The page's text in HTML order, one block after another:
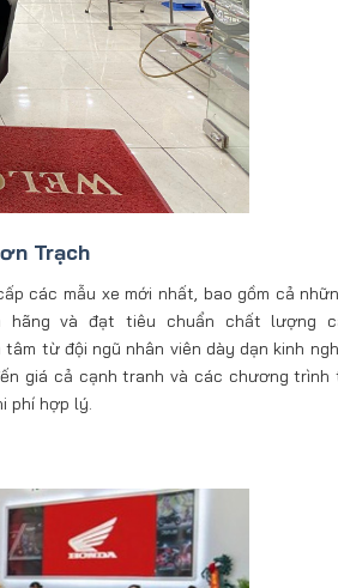
Trạch
các mẫu xe mới nhất, bao gồm cả
và đạt tiêu chuẩn chất lượng
từ đội ngũ nhân viên dày dạn kinh
giá cả cạnh tranh và các chương trình
phí hợp lý.